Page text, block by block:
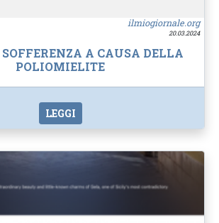
ilmiogiornale.org
20.03.2024
A CAUSA DELLA
POLIOMIELITE
LEGGI